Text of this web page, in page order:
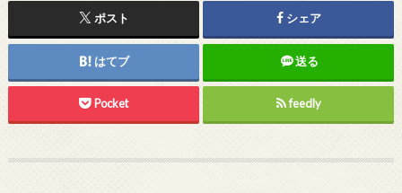
ポスト シェア
はてブ 送る
Pocket feedly